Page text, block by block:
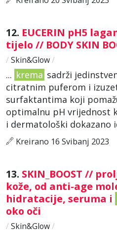
12. EUCERIN pH5
tijelo // BODY SKIN
/ Skin&Glow/
... krema sadrži
citratnim puferom i
surfaktantima koji
optimalnu pH vrijednost
i dermatološki dokazano
Kreirano 16 Svibanj 2023
13. SKIN_BOOST //
kože, od anti-age
hidratacije, seruma i
oko oči
/ Skin&Glow/